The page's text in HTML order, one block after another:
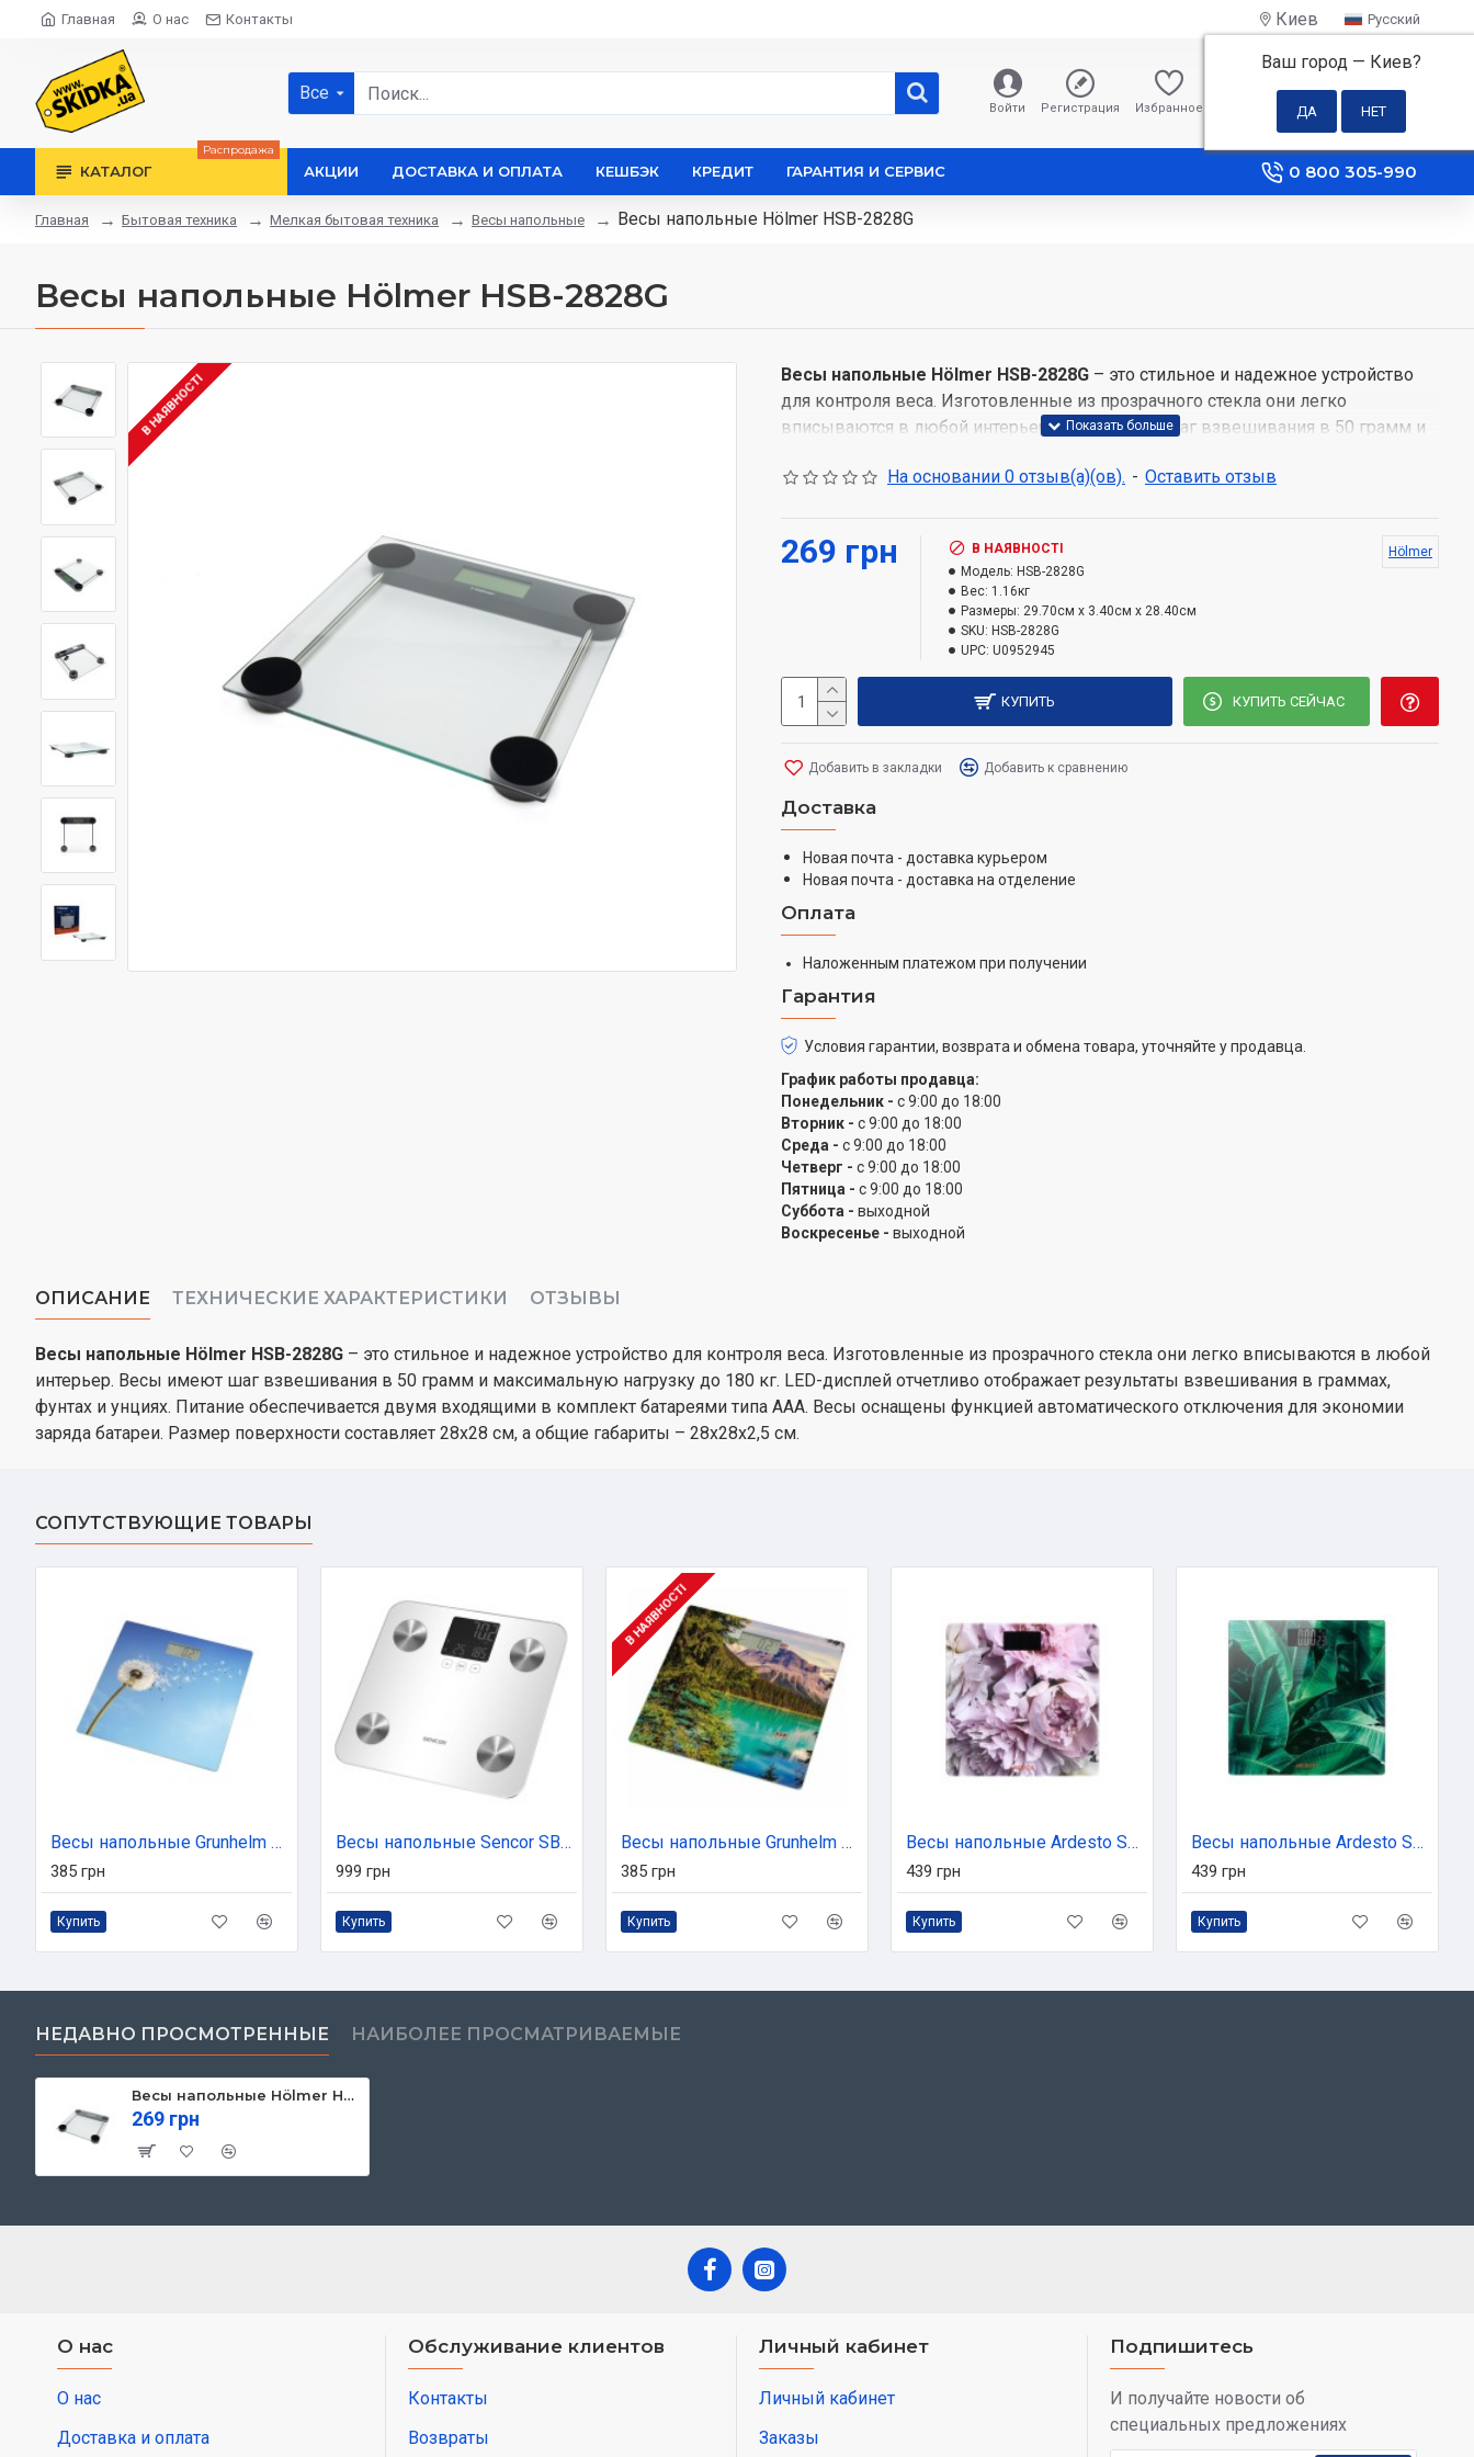
Главная О нас Контакты Киев
Ваш город — Киев?
Русский
Все
Войти Регистрация Избранное
0 грн
КАТАЛОГ
Распродажа
АКЦИИ ДОСТАВКА И ОПЛАТА КЕШБЭК КРЕДИТ ГАРАНТИЯ И СЕРВИС 0 800 305-990
Главная Бытовая техника Мелкая бытовая техника Весы напольные Весы напольные Hölmer HSB-2828G
Весы напольные Hölmer HSB-2828G
В НАЯВНОСТІ Весы напольные Hölmer HSB-2828G – это стильное и надежное устройство
для контроля веса. Изготовленные из прозрачного стекла они легко
вписываются в любой интерьер. Весы имеют шаг взвешивания в 50 грамм и
результаты взвешивания в граммах, фунтах и ​​унциях. Питание обеспечивается
поверхности составляет 28х28 см, а общие габариты – 28х28х2,5 см.
На основании 0 отзыв(а)(ов). - Оставить отзыв
269 грн
В НАЯВНОСТІ
Модель: HSB-2828G
Вес: 1.16кг
Размеры: 29.70см x 3.40см x 28.40см
SKU: HSB-2828G
UPC: U0952945
Hölmer
КУПИТЬ КУПИТЬ СЕЙЧАС
Добавить в закладки Добавить к сравнению
Доставка
Новая почта - доставка курьером
Новая почта - доставка на отделение
Оплата
Наложенным платежом при получении
Гарантия
Условия гарантии, возврата и обмена товара, уточняйте у продавца.
График работы продавца:
Понедельник - с 9:00 до 18:00
Вторник - с 9:00 до 18:00
Среда - с 9:00 до 18:00
Четверг - с 9:00 до 18:00
Пятница - с 9:00 до 18:00
Суббота - выходной
Воскресенье - выходной
ОПИСАНИЕ ТЕХНИЧЕСКИЕ ХАРАКТЕРИСТИКИ ОТЗЫВЫ
Весы напольные Hölmer HSB-2828G – это стильное и надежное устройство для контроля веса. Изготовленные из прозрачного стекла они легко вписываются в любой
интерьер. Весы имеют шаг взвешивания в 50 грамм и максимальную нагрузку до 180 кг. LED-дисплей отчетливо отображает результаты взвешивания в граммах,
фунтах и ​​унциях. Питание обеспечивается двумя входящими в комплект батареями типа AAA. Весы оснащены функцией автоматического отключения для экономии
заряда батареи. Размер поверхности составляет 28х28 см, а общие габариты – 28х28х2,5 см.
СОПУТСТВУЮЩИЕ ТОВАРЫ
Весы напольные Grunhelm BES-BLB
385 грн
Купить
Весы напольные Sencor SBS6025WH
999 грн
Купить
В НАЯВНОСТІ
Весы напольные Grunhelm BES-MOU
385 грн
Купить
Весы напольные Ardesto SCB-965PEONIES
439 грн
Купить
Весы напольные Ardesto SCB-965LEAVES
439 грн
Купить
НЕДАВНО ПРОСМОТРЕННЫЕ НАИБОЛЕЕ ПРОСМАТРИВАЕМЫЕ
Весы напольные Hölmer HSB-2828G
269 грн
О нас
О нас
Доставка и оплата
Обслуживание клиентов
Контакты
Возвраты
Личный кабинет
Личный кабинет
Заказы
Подпишитесь
И получайте новости об
специальных предложениях